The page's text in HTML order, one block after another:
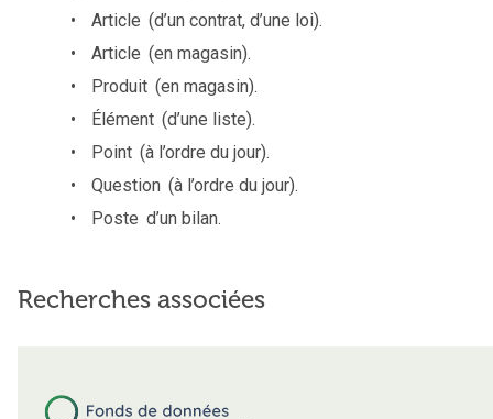
Article (d’un contrat, d’une loi).
Article (en magasin).
Produit (en magasin).
Élément (d’une liste).
Point (à l’ordre du jour).
Question (à l’ordre du jour).
Poste d’un bilan.
Recherches associées